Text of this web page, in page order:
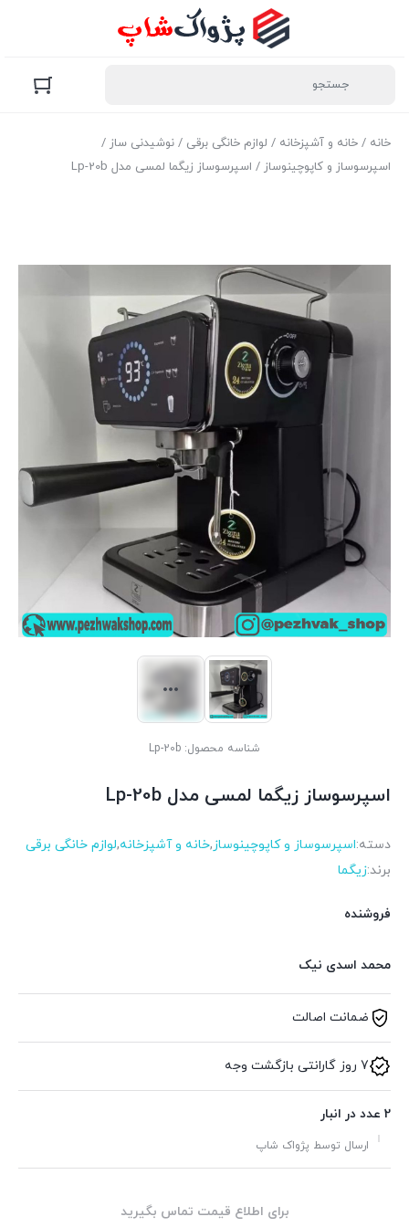
خانه / خانه و آشپزخانه / لوازم خانگی برقی / نوشیدنی ساز /
اسپرسوساز و کاپوچینوساز / اسپرسوساز زیگما لمسی مدل Lp-20b
شناسه محصول: Lp-20b
اسپرسوساز زیگما لمسی مدل Lp-20b
دسته:اسپرسوساز و کاپوچینوساز,خانه و آشپزخانه,لوازم خانگی برقی
برند:زیگما
فروشنده
محمد اسدی نیک
ضمانت اصالت
7 روز گارانتی بازگشت وجه
2 عدد در انبار
ارسال توسط پژواک شاپ
برای اطلاع قیمت تماس بگیرید